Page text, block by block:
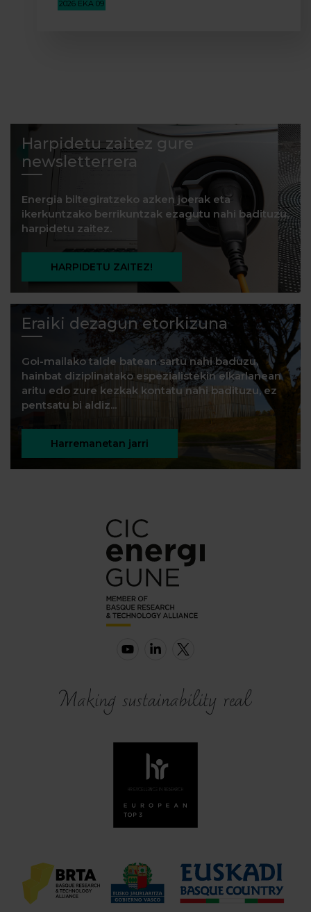
2026 EKA 09
Harpidetu zaitez gure
newsletterrera
Energia biltegiratzeko azken joerak eta
ikerkuntzako berrikuntzak ezagutu nahi badituzu,
harpidetu zaitez.
HARPIDETU ZAITEZ!
Eraiki dezagun etorkizuna
Goi-mailako talde batean sartu nahi baduzu,
hainbat diziplinatako espezialistekin elkarlanean
aritu edo zure kezkak kontatu nahi badituzu, ez
pentsatu bi aldiz...
Harremanetan jarri